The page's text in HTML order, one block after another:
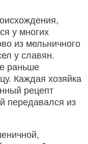
у многих
из мельничного
у славян.
раньше
Каждая хозяйка
рецепт
передавался из